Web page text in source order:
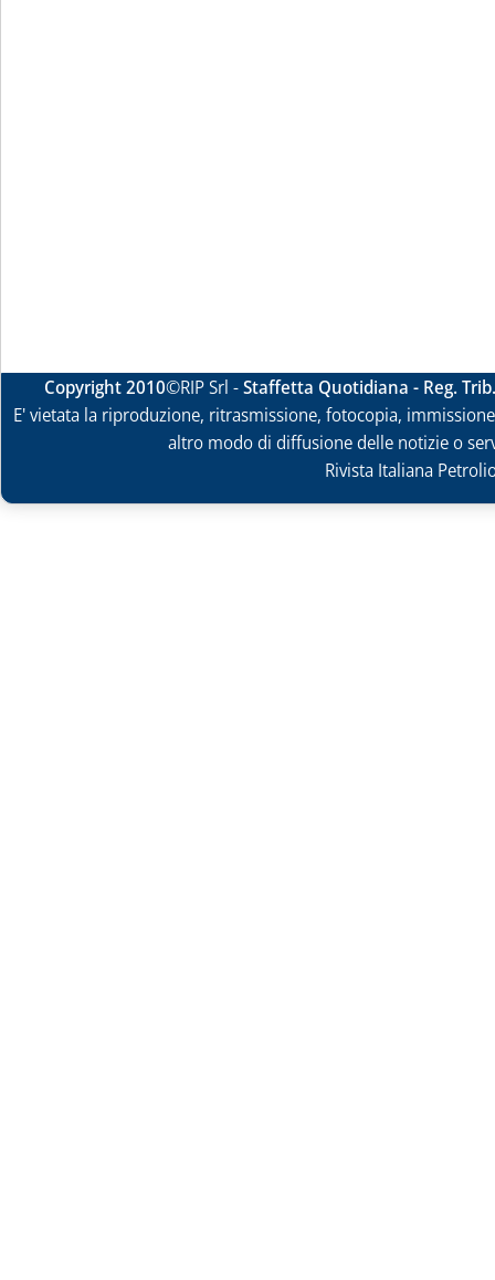
Copyright 2010©RIP Srl -Staffetta Quotidiana - Reg.
E' vietata la riproduzione, ritrasmissione, fotocopia,
altro modo di diffusione delle notizie o
Rivista Italiana